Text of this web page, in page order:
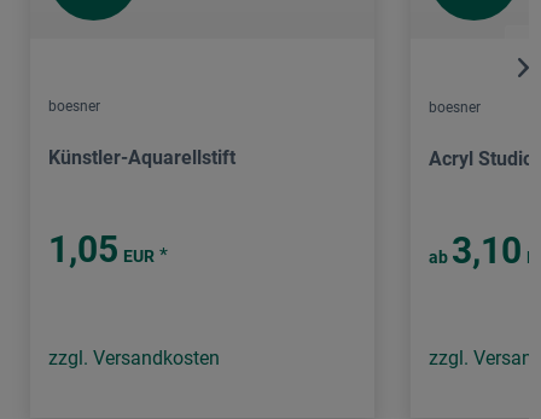
boesner
Künstler-Aquarellstift
1,05 EUR *
zzgl. Versandkosten
boesner
Acryl Studio
ab 3,10
zzgl.